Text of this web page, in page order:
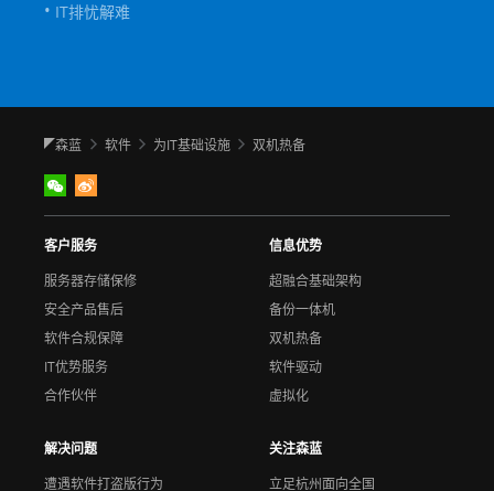
IT排忧解难
◤森蓝 软件 为IT基础设施 双机热备
客户服务
服务器存储保修
安全产品售后
软件合规保障
IT优势服务
合作伙伴
信息优势
超融合基础架构
备份一体机
双机热备
软件驱动
虚拟化
解决问题
遭遇软件打盗版行为
关注森蓝
立足杭州面向全国